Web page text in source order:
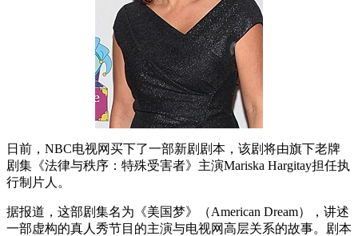
日前，NBC电视网买下了一部新剧剧本，该剧将由旗下老牌
剧集《法律与秩序：特殊受害者》主演Mariska Hargitay担任执
行制片人。
据报道，这部剧集名为《美国梦》（American Dream），讲述
一部虚构的真人秀节目的主演与电视网高层关系的故事。剧本